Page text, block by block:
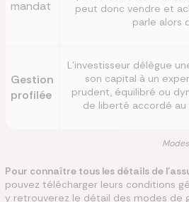
mandat
peut donc vendre et
parle alors
Gestion
profilée
L’investisseur délègue
son capital à un
prudent, équilibré ou
de liberté accordé
Pour connaître tous les détails de
pouvez télécharger leurs conditions
y retrouverez le détail des modes de